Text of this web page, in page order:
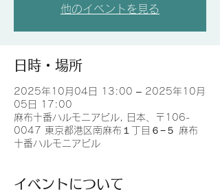
他のイベントを見る
日時・場所
2025年10月04日 13:00 – 2025年10月
05日 17:00
麻布十番ハルモニアビル, 日本、〒106-
0047 東京都港区南麻布１丁目６−５ 麻布
十番ハルモニアビル
イベントについて